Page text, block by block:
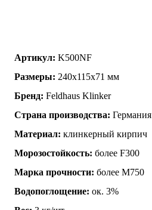
Артикул: K500NF
Размеры: 240х115х71 мм
Бренд: Feldhaus Klinker
Страна производства: Германия
Материал: клинкерный кирпич
Морозостойкость: более F300
Марка прочности: более М750
Водопоглощение: ок. 3%